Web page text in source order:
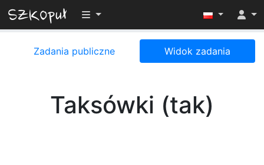
Przełącz widoczność menu
Zadania publiczne Widok zadania
Taksówki (tak)